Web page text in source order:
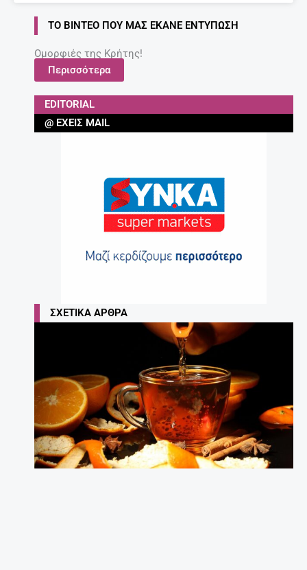
ΤΟ ΒΊΝΤΕΟ ΠΟΥ ΜΑΣ ΈΚΑΝΕ ΕΝΤΎΠΩΣΗ
Ομορφιές της Κρήτης!
Περισσότερα
EDITORIAL
@ ΈΧΕΙΣ MAIL
ΣΧΕΤΙΚΆ ΆΡΘΡΑ